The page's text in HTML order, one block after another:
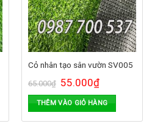
Cỏ nhân tạo sân vườn SV005
65.000₫ 55.000₫
THÊM VÀO GIỎ HÀNG